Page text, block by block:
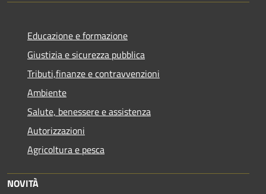
Educazione e formazione
Giustizia e sicurezza pubblica
Tributi,finanze e contravvenzioni
Ambiente
Salute, benessere e assistenza
Autorizzazioni
Agricoltura e pesca
NOVITÀ